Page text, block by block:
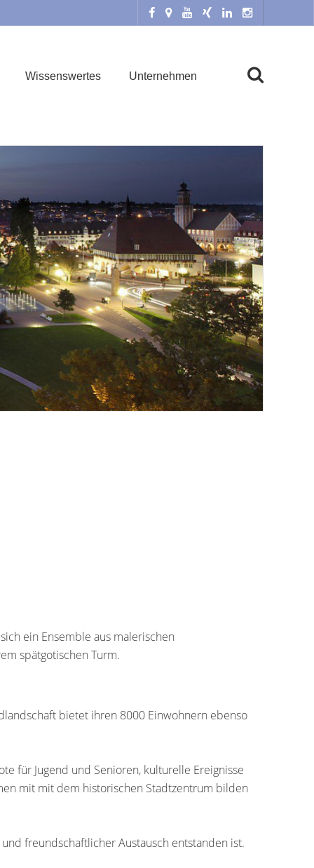
Wissenswertes Unternehmen
ein Ensemble aus malerischen
spätgotischen Turm.
bietet ihren 8000 Einwohnern ebenso
für Jugend und Senioren, kulturelle Ereignisse
mit mit dem historischen Stadtzentrum bilden
freundschaftlicher Austausch entstanden ist.